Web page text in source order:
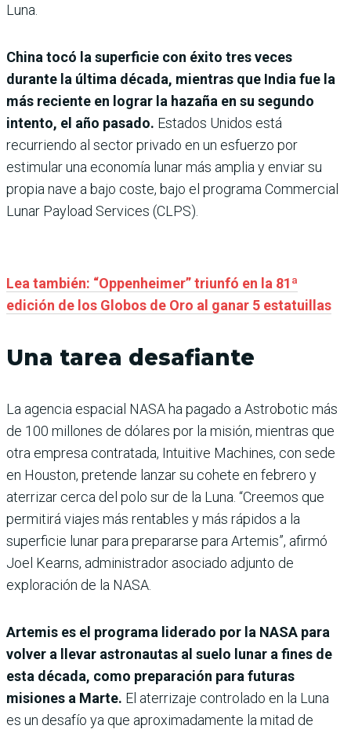
Luna.
China tocó la superficie con éxito tres veces
durante la última década, mientras que India fue la
más reciente en lograr la hazaña en su segundo
intento, el año pasado. Estados Unidos está
recurriendo al sector privado en un esfuerzo por
estimular una economía lunar más amplia y enviar su
propia nave a bajo coste, bajo el programa Commercial
Lunar Payload Services (CLPS).
Lea también: “Oppenheimer” triunfó en la 81ª
edición de los Globos de Oro al ganar 5 estatuillas
Una tarea desafiante
La agencia espacial NASA ha pagado a Astrobotic más
de 100 millones de dólares por la misión, mientras que
otra empresa contratada, Intuitive Machines, con sede
en Houston, pretende lanzar su cohete en febrero y
aterrizar cerca del polo sur de la Luna. “Creemos que
permitirá viajes más rentables y más rápidos a la
superficie lunar para prepararse para Artemis”, afirmó
Joel Kearns, administrador asociado adjunto de
exploración de la NASA.
Artemis es el programa liderado por la NASA para
volver a llevar astronautas al suelo lunar a fines de
esta década, como preparación para futuras
misiones a Marte. El aterrizaje controlado en la Luna
es un desafío ya que aproximadamente la mitad de